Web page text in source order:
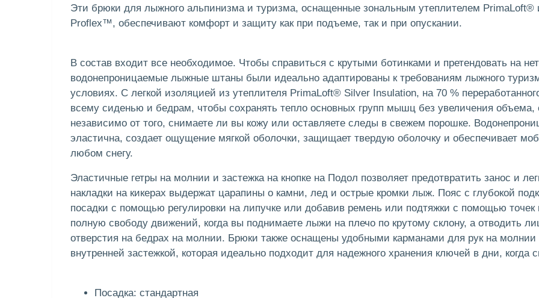
Эти брюки для лыжного альпинизма и туризма, оснащенные зональным утеплителем PrimaLoft®
Proflex™, обеспечивают комфорт и защиту как при подъеме, так и при опускании.
В состав входит все необходимое. Чтобы справиться с крутыми ботинками и претендовать на
водонепроницаемые лыжные штаны были идеально адаптированы к требованиям лыжного
условиях. С легкой изоляцией из утеплителя PrimaLoft® Silver Insulation, на 70 %
всему сиденью и бедрам, чтобы сохранять тепло основных групп мышц без увеличения объема,
независимо от того, снимаете ли вы кожу или оставляете следы в свежем порошке.
эластична, создает ощущение мягкой оболочки, защищает твердую оболочку и обеспечивает
любом снегу.
Эластичные гетры на молнии и застежка на кнопке на Подол позволяет предотвратить занос и
накладки на кикерах выдержат царапины о камни, лед и острые кромки лыж. Пояс с глубокой
посадки с помощью регулировки на липучке или добавив ремень или подтяжки с помощью
полную свободу движений, когда вы поднимаете лыжи на плечо по крутому склону, а отводить
отверстия на бедрах на молнии. Брюки также оснащены удобными карманами для рук на
внутренней застежкой, которая идеально подходит для надежного хранения ключей в дни, когда
Посадка: стандартная